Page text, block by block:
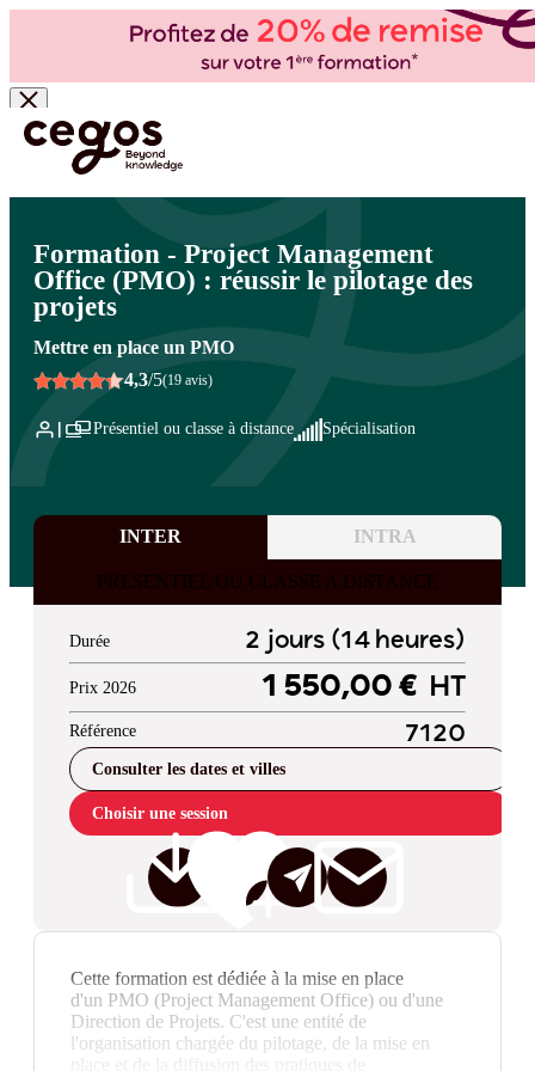
Skip to main content
Vous êtes ici : Accueil >Cegos, organisme de formation à Paris et en régions
Management de projets - Gestion de projets
Formation - Project Management
Office (PMO) : réussir le pilotage des
projets
Mettre en place un PMO
4,3/5(19 avis)
Présentiel ou classe à distance Spécialisation
INTER INTRA
PRESENTIEL OU CLASSE A DISTANCE
Durée 2 jours (14 heures)
Prix 2026 1 550,00 € HT
Référence 7120
Consulter les dates et villes
Choisir une session
Cette formation est dédiée à la mise en place
d'un PMO (Project Management Office) ou d'une
Direction de Projets. C'est une entité de
l'organisation chargée du pilotage, de la mise en